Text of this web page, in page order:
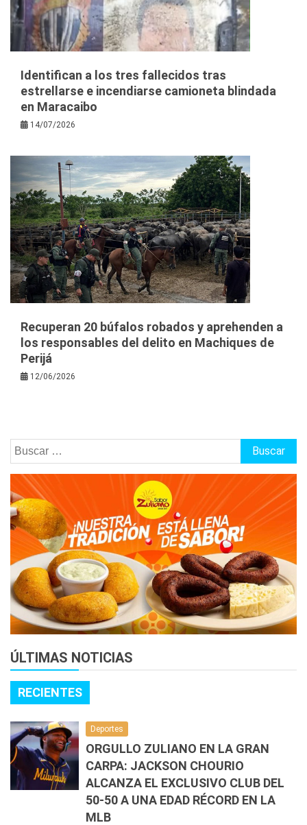
Identifican a los tres fallecidos tras
estrellarse e incendiarse camioneta blindada
en Maracaibo
14/07/2026
Recuperan 20 búfalos robados y aprehenden a
los responsables del delito en Machiques de
Perijá
12/06/2026
Buscar:
ÚLTIMAS NOTICIAS
RECIENTES
Deportes
ORGULLO ZULIANO EN LA GRAN
CARPA: JACKSON CHOURIO
ALCANZA EL EXCLUSIVO CLUB DEL
50-50 A UNA EDAD RÉCORD EN LA
MLB